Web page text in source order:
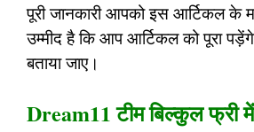
पूरी जानकारी आपको इस आर्टिकल के
उम्मीद है कि आप आर्टिकल को पूरा
बताया जाए।
Dream11 टीम बिल्कुल फ्री